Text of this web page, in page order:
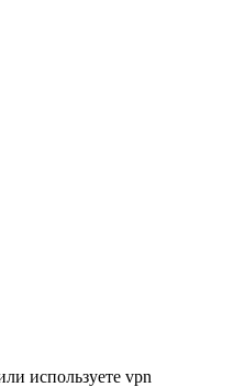
используете vpn